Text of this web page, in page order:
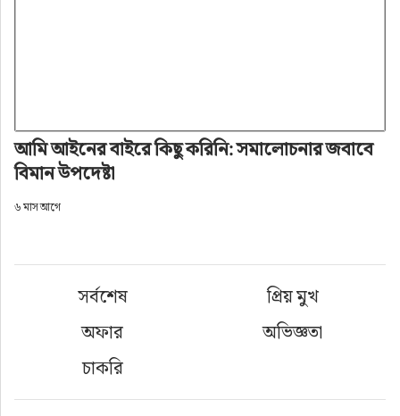
আমি আইনের বাইরে কিছু করিনি: সমালোচনার জবাবে
বিমান উপদেষ্টা
৬ মাস আগে
সর্বশেষ
প্রিয় মুখ
অফার
অভিজ্ঞতা
চাকরি